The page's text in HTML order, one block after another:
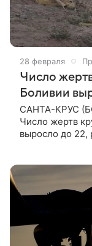
28 февраля
Число
Боливии
САНТА-КРУС
Число жертв
выросло до 22,
четверо